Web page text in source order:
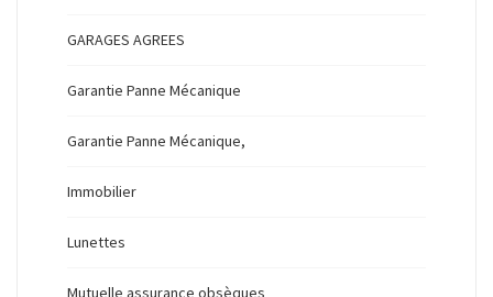
GARAGES AGREES
Garantie Panne Mécanique
Garantie Panne Mécanique,
Immobilier
Lunettes
Mutuelle assurance obsèques